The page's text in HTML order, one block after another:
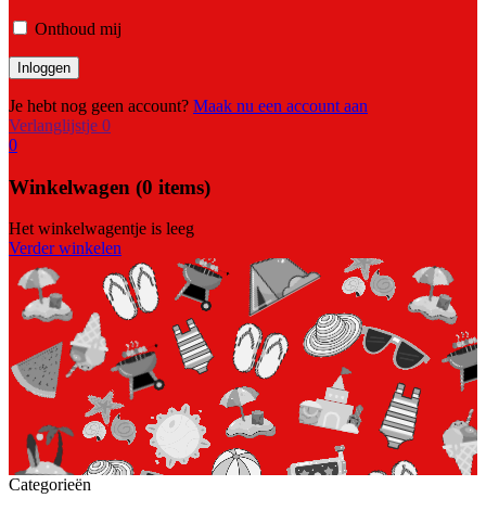
Onthoud mij
Je hebt nog geen account? Maak nu een account aan
Verlanglijstje 0
0
Winkelwagen (0 items)
Het winkelwagentje is leeg
Verder winkelen
Categorieën